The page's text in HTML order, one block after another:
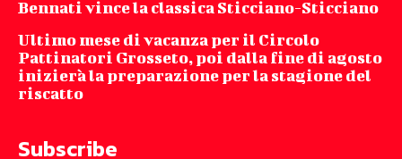
Bennati vince la classica Sticciano-Sticciano
Ultimo mese di vacanza per il Circolo
Pattinatori Grosseto, poi dalla fine di agosto
inizierà la preparazione per la stagione del
riscatto
Subscribe